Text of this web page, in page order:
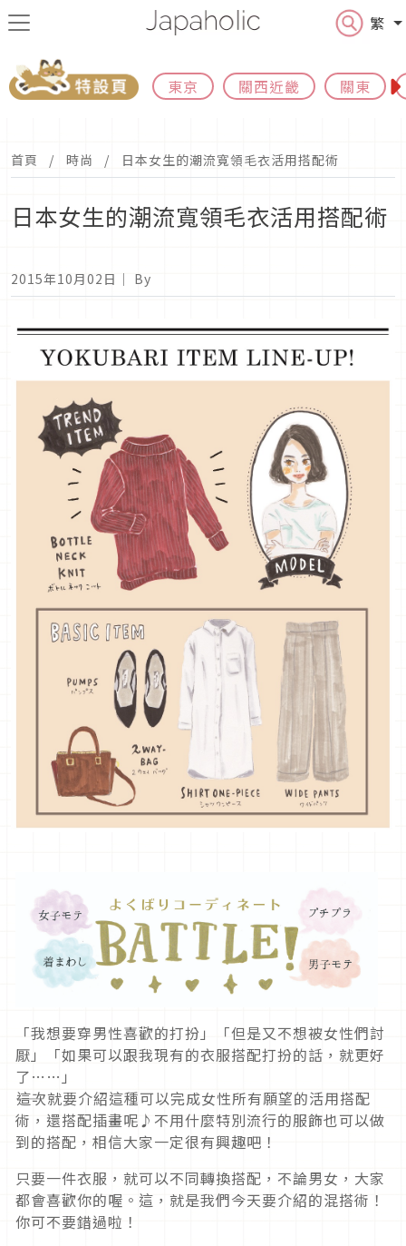
繁
東京 關西近畿 關東
首頁 時尚 日本女生的潮流寬領毛衣活用搭配術
日本女生的潮流寬領毛衣活用搭配術
2015年10月02日 ｜ By
「我想要穿男性喜歡的打扮」「但是又不想被女性們討
厭」「如果可以跟我現有的衣服搭配打扮的話，就更好
了……」
――這次就要介紹這種可以完成女性所有願望的活用搭配
術，還搭配插畫呢♪不用什麼特別流行的服飾也可以做
到的搭配，相信大家一定很有興趣吧！
只要一件衣服，就可以不同轉換搭配，不論男女，大家
都會喜歡你的喔。這，就是我們今天要介紹的混搭術！
你可不要錯過啦！